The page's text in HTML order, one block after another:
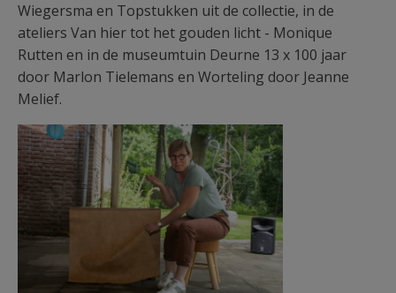
Wiegersma en Topstukken uit de collectie, in de
ateliers Van hier tot het gouden licht - Monique
Rutten en in de museumtuin Deurne 13 x 100 jaar
door Marlon Tielemans en Worteling door Jeanne
Melief.